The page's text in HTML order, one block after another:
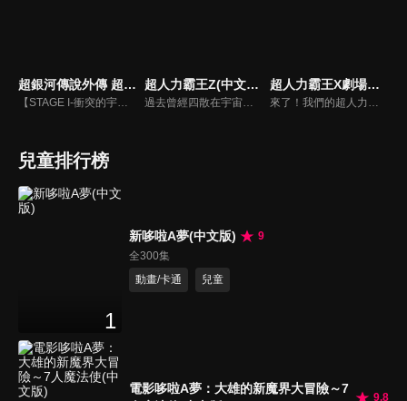
超銀河傳說外傳 超人力霸王傑洛 VS 黑暗獨眼傑洛(中文版)
【STAGE I-衝突的宇宙】，這是怎麼一回事？出現在超人力霸王ZERO面前的，居然是和自己外貌相似、戰鬥力更勝一籌的黑暗超人ZERO？ 【STAGE II- ZERO的決死圈】，ZERO在雷歐的協助下，終於擊敗假超人兄弟，但黑暗超人ZERO的真正身份是什麼？兩者決鬥，究竟誰會勝出？
超人力霸王Z(中文版)
過去曾經四散在宇宙各處的惡魔碎片，再度讓宇宙陷入混亂。為了奪回和平的生活，超人力霸王們不停地在宇宙中奮戰。挺身面對邪惡的是超人力霸王0和弟子超人力霸王Z！Z獨自追著怪獸，來到了地球－－。當宇宙怪獸侵襲地球的瞬間，也造就了Z和遙輝的命運相會。兩位年輕人的熱血戰鬥故事，在此揭開序幕！
超人力霸王X劇場版(中文版)
來了！我們的超人力霸王
兒童排行榜
1
新哆啦A夢(中文版)
9
全300集
動畫/卡通
兒童
電影哆啦A夢：大雄的新魔界大冒險～7
9.8